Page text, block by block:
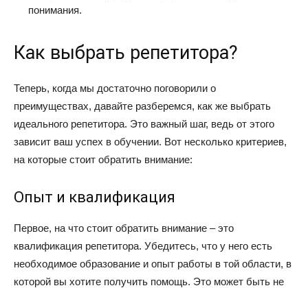
понимания.
Как выбрать репетитора?
Теперь, когда мы достаточно поговорили о
преимуществах, давайте разберемся, как же выбрать
идеального репетитора. Это важный шаг, ведь от этого
зависит ваш успех в обучении. Вот несколько критериев,
на которые стоит обратить внимание:
Опыт и квалификация
Первое, на что стоит обратить внимание – это
квалификация репетитора. Убедитесь, что у него есть
необходимое образование и опыт работы в той области, в
которой вы хотите получить помощь. Это может быть не